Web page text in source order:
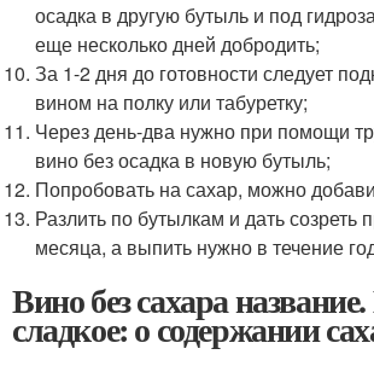
осадка в другую бутыль и под
еще несколько дней добродить;
За 1-2 дня до готовности следует
вином на полку или табуретку;
Через день-два нужно при помощи
вино без осадка в новую бутыль;
Попробовать на сахар, можно
Разлить по бутылкам и дать созреть
месяца, а выпить нужно в течение
Вино без сахара
сладкое: о содержании